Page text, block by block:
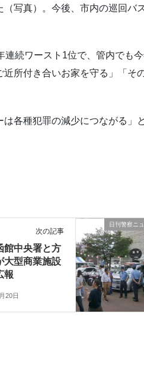
写真）。今後、市内の巡回バ
連続ワースト1位で、管内でも
所付き合いお家を守る」「そ
各種犯罪の減少につながる」
日刊警察ニ
次の記事
館中央署と方
大型商業施設
報
20日